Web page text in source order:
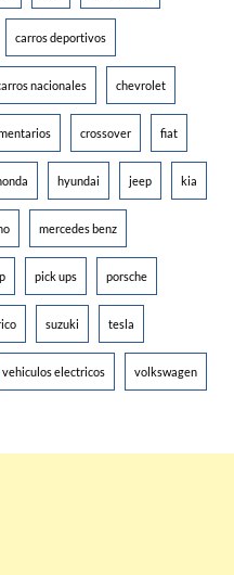
carros deportivos
nacionales chevrolet
crossover fiat
hyundai jeep kia
mercedes benz
pick ups porsche
suzuki tesla
vehiculos electricos volkswagen